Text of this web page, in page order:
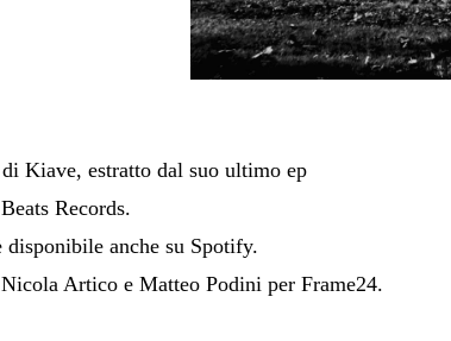
Kiave, estratto dal suo ultimo ep
Records.
disponibile anche su Spotify.
Artico e Matteo Podini per Frame24.